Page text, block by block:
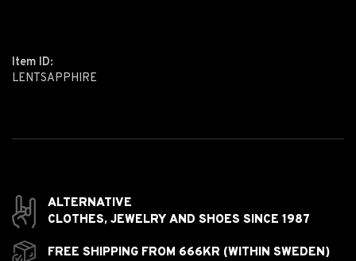
Item ID:
LENTSAPPHIRE
ALTERNATIVE
CLOTHES, JEWELRY AND SHOES SINCE 1987
FREE SHIPPING FROM 666KR (WITHIN SWEDEN)